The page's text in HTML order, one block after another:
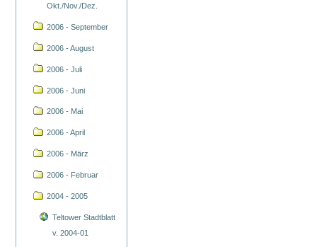
Okt./Nov./Dez.
2006 - September
2006 - August
2006 - Juli
2006 - Juni
2006 - Mai
2006 - April
2006 - März
2006 - Februar
2004 - 2005
Teltower Stadtblatt
v. 2004-01